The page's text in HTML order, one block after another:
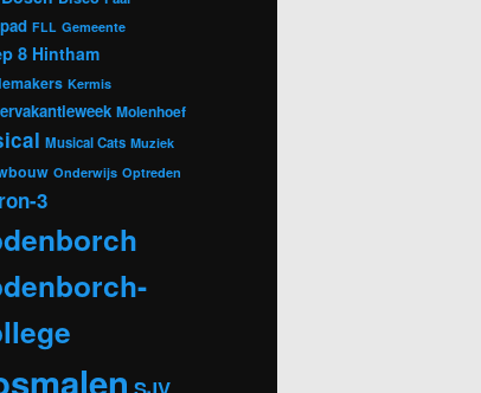
FLL Gemeente
8 Hintham
Kermis
Molenhoef
Musical Cats Muziek
Onderwijs Optreden
3